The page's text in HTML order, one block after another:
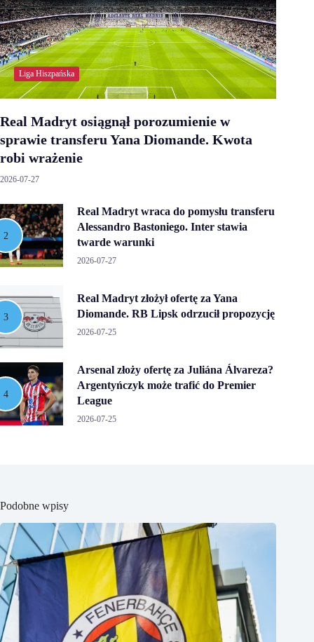
Liga Hiszpańska
Real Madryt osiągnął porozumienie w
sprawie transferu Yana Diomande. Kwota
robi wrażenie
2026-07-27
Real Madryt wraca do pomysłu transferu
Alessandro Bastoniego. Inter stawia
twarde warunki
2026-07-27
Real Madryt złożył ofertę za Yana
Diomande. RB Lipsk odrzucił propozycję
2026-07-25
Arsenal złoży ofertę za Juliána Álvareza?
Argentyńczyk może trafić do Premier
League
2026-07-25
Podobne wpisy